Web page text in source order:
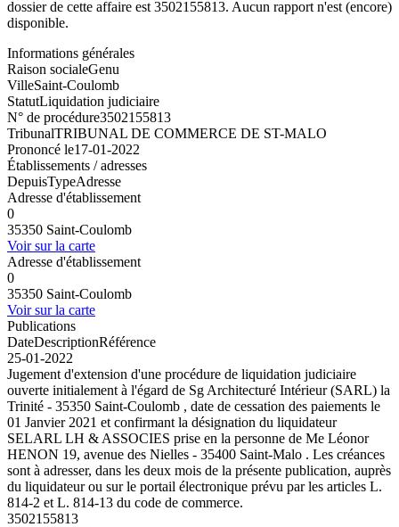
dossier de cette affaire est 3502155813. Aucun rapport n'est (encore)
disponible.
Informations générales
Raison socialeGenu
VilleSaint-Coulomb
StatutLiquidation judiciaire
N° de procédure3502155813
TribunalTRIBUNAL DE COMMERCE DE ST-MALO
Prononcé le17-01-2022
Établissements / adresses
DepuisTypeAdresse
Adresse d'établissement
0
35350 Saint-Coulomb
Voir sur la carte
Adresse d'établissement
0
35350 Saint-Coulomb
Voir sur la carte
Publications
DateDescriptionRéférence
25-01-2022
Jugement d'extension d'une procédure de liquidation judiciaire
ouverte initialement à l'égard de Sg Architecturé Intérieur (SARL) la
Trinité - 35350 Saint-Coulomb , date de cessation des paiements le
01 Janvier 2021 et confirmant la désignation du liquidateur
SELARL LH & ASSOCIES prise en la personne de Me Léonor
HENON 19, avenue des Nielles - 35400 Saint-Malo . Les créances
sont à adresser, dans les deux mois de la présente publication, auprès
du liquidateur ou sur le portail électronique prévu par les articles L.
814-2 et L. 814-13 du code de commerce.
3502155813